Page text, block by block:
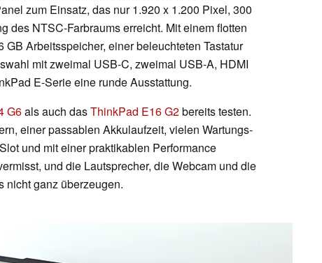
zum Einsatz, das nur 1.920 x 1.200 Pixel, 300
des NTSC-Farbraums erreicht. Mit einem flotten
Arbeitsspeicher, einer beleuchteten Tastatur
mit zweimal USB-C, zweimal USB-A, HDMI
E-Serie eine runde Ausstattung.
G6als auch dasThinkPad E16 G2bereits testen.
einer passablen Akkulaufzeit, vielen Wartungs-
und mit einer praktikablen Performance
und die Lautsprecher, die Webcam und die
nicht ganz überzeugen.